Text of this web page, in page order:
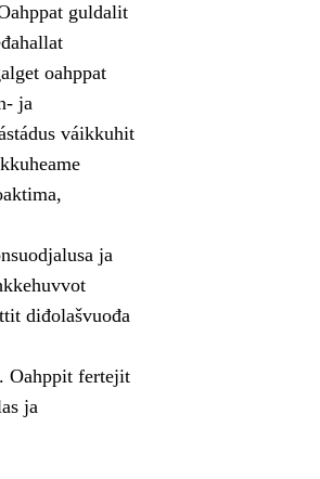
guldalit
oahppat
ja
váikkuhit
ja
diđolašvuođa
Oahppit fertejit
ja